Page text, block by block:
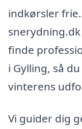
indkørsler
finde
i Gylling, så
vinterens
Vi guider dig